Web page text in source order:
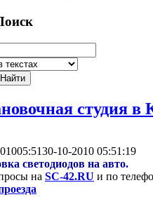
студия в
05:5130-10-2010 05:51:19
светодиодов на авто.
на SC-42.RU и по